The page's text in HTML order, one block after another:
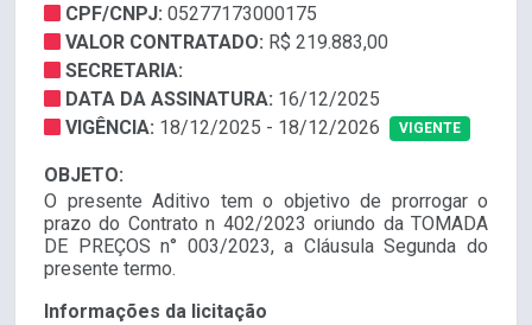
CPF/CNPJ: 05277173000175
VALOR CONTRATADO: R$ 219.883,00
SECRETARIA:
DATA DA ASSINATURA: 16/12/2025
VIGÊNCIA: 18/12/2025 - 18/12/2026 VIGENTE
OBJETO:
O presente Aditivo tem o objetivo de prorrogar o
prazo do Contrato n 402/2023 oriundo da TOMADA
DE PREÇOS n° 003/2023, a Cláusula Segunda do
presente termo.
Informações da licitação